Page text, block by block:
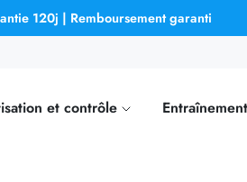
120j | Remboursement garanti
et contrôle